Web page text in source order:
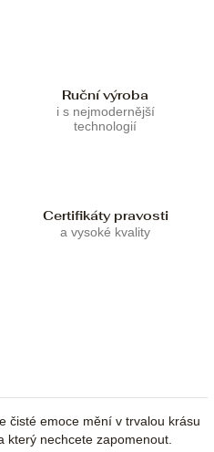
Ruční výroba
i s nejmodernější
technologií
Certifikáty pravosti
a vysoké kvality
čisté emoce mění v trvalou krásu
nechcete zapomenout.